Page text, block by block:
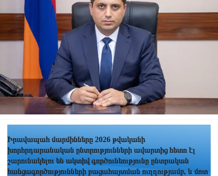
Իրավապահ մարմինները 2026 թվականի
խորհրդարանական ընտրությունների ավարտից հետո էլ
շարունակելու են ակտիվ գործունեությունը ընտրական
հանցագործությունների բացահայտման ուղղությամբ, և մոտ